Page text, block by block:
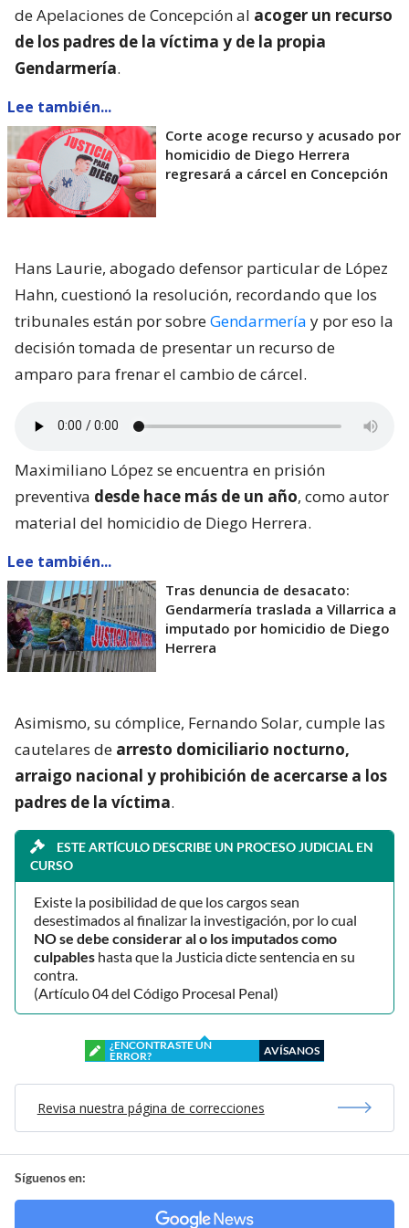
de Apelaciones de Concepción al acoger un recurso
de los padres de la víctima y de la propia
Gendarmería.
Lee también...
Corte acoge recurso y acusado por
homicidio de Diego Herrera
regresará a cárcel en Concepción
Hans Laurie, abogado defensor particular de López
Hahn, cuestionó la resolución, recordando que los
tribunales están por sobreGendarmería y por eso la
decisión tomada de presentar un recurso de
amparo para frenar el cambio de cárcel.
Maximiliano López se encuentra en prisión
preventiva desde hace más de un año, como autor
material del homicidio de Diego Herrera.
Lee también...
Tras denuncia de desacato:
Gendarmería traslada a Villarrica a
imputado por homicidio de Diego
Herrera
Asimismo, su cómplice, Fernando Solar, cumple las
cautelares de arresto domiciliario nocturno,
arraigo nacional y prohibición de acercarse a los
padres de la víctima.
ESTE ARTÍCULO DESCRIBE UN PROCESO JUDICIAL EN
CURSO
Existe la posibilidad de que los cargos sean
desestimados al finalizar la investigación, por lo cual
NO se debe considerar al o los imputados como
culpables hasta que la Justicia dicte sentencia en su
contra.
(Artículo 04 del Código Procesal Penal)
¿ENCONTRASTE UN
ERROR?
AVÍSANOS
Revisa nuestra página de correcciones
Síguenos en: